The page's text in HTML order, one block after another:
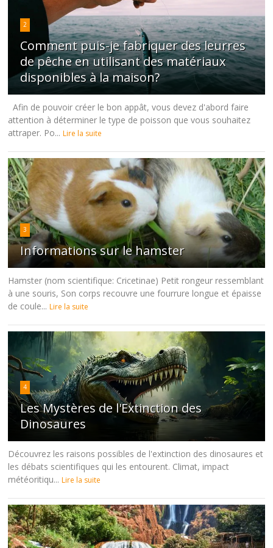
2
Comment puis-je fabriquer des leurres
de pêche en utilisant des matériaux
disponibles à la maison?
Afin de pouvoir créer le bon appât, vous devez d'abord faire
attention à déterminer le type de poisson que vous souhaitez
attraper. Po... Lire la suite
3
Informations sur le hamster
Hamster (nom scientifique: Cricetinae) Petit rongeur ressemblant
à une souris, Son corps recouvre une fourrure longue et épaisse
de coule... Lire la suite
4
Les Mystères de l'Extinction des
Dinosaures
Découvrez les raisons possibles de l'extinction des dinosaures et
les débats scientifiques qui les entourent. Climat, impact
météoritiqu... Lire la suite